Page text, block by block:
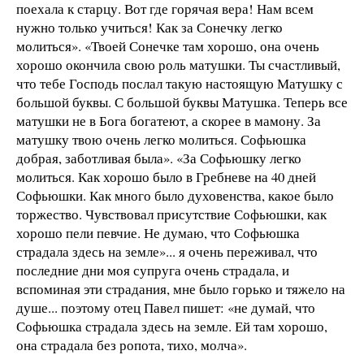
поехала к старцу. Вот где горячая вера! Нам всем
нужно только учиться! Как за Сонечку легко
молиться». «Твоей Сонечке там хорошо, она очень
хорошо окончила свою роль матушки. Ты счастливый,
что тебе Господь послал такую настоящую Матушку с
большой буквы. С большой буквы Матушка. Теперь все
матушки не в Бога богатеют, а скорее в мамону. За
матушку твою очень легко молиться. Софьюшка
добрая, заботливая была». «За Софьюшку легко
молиться. Как хорошо было в Гребневе на 40 дней
Софьюшки. Как много было духовенства, какое было
торжество. Чувствовал присутствие Софьюшки, как
хорошо пели певчие. Не думаю, что Софьюшка
страдала здесь на земле»... я очень переживал, что
последние дни моя супруга очень страдала, и
вспоминая эти страдания, мне было горько и тяжело на
душе... поэтому отец Павел пишет: «не думай, что
Софьюшка страдала здесь на земле. Ей там хорошо,
она страдала без ропота, тихо, молча».